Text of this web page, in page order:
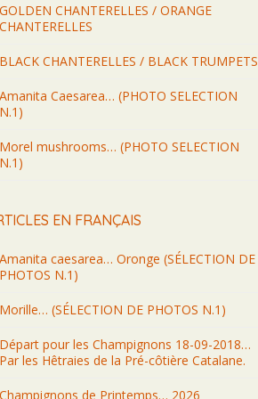
GOLDEN CHANTERELLES / ORANGE
CHANTERELLES
BLACK CHANTERELLES / BLACK TRUMPETS
Amanita Caesarea… (PHOTO SELECTION
N.1)
Morel mushrooms… (PHOTO SELECTION
N.1)
EN FRANÇAIS
Amanita caesarea… Oronge (SÉLECTION DE
PHOTOS N.1)
Morille… (SÉLECTION DE PHOTOS N.1)
Départ pour les Champignons 18-09-2018…
Par les Hêtraies de la Pré-côtière Catalane.
Champignons de Printemps… 2026